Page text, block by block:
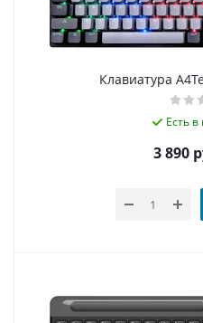
Клавиатура
Есть
3 890